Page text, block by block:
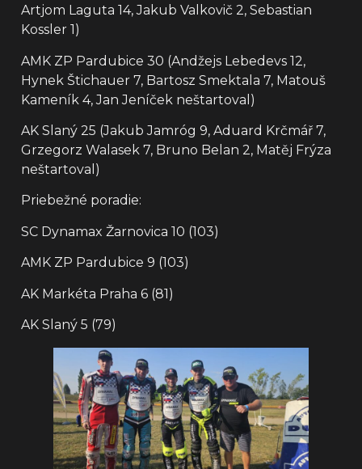
Artjom Laguta 14, Jakub Valkovič 2, Sebastian
Kossler 1)
AMK ZP Pardubice 30 (Andžejs Lebedevs 12,
Hynek Štichauer 7, Bartosz Smektala 7, Matouš
Kameník 4, Jan Jeníček neštartoval)
AK Slaný 25 (Jakub Jamróg 9, Aduard Krčmář 7,
Grzegorz Walasek 7, Bruno Belan 2, Matěj Frýza
neštartoval)
Priebežné poradie:
SC Dynamax Žarnovica 10 (103)
AMK ZP Pardubice 9 (103)
AK Markéta Praha 6 (81)
AK Slaný 5 (79)